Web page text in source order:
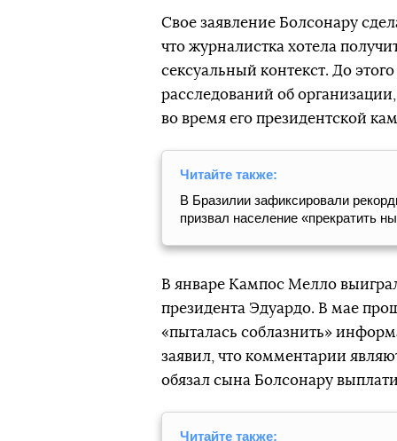
Свое заявление Болсонару
что журналистка хотела
сексуальный контекст. До
расследований об
во время его президентской
Читайте также:
В Бразилии зафиксировали
призвал население «прекратить
В январе Кампос Мелло
президента Эдуардо. В мае
«пыталась соблазнить»
заявил, что комментарии
обязал сына Болсонару
Читайте также: